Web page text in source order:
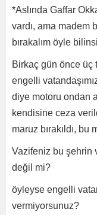
*Aslında Gaffar
vardı, ama madem
bırakalım öyle
Birkaç gün önce
engelli
diye motoru ondan
kendisine ceza
maruz bırakıldı, bu
Vazifeniz bu şehrin
değil mi?
öyleyse engelli
vermiyorsunuz?